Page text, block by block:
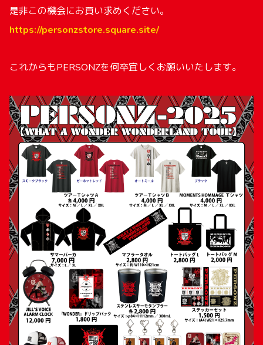
是非この機会にお買い求めください。
https://personzstore.square.site/
これからもPERSONZを何卒宜しくお願いいたします。